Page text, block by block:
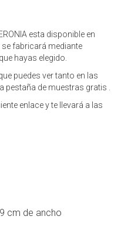
esta disponible en
fabricará mediante
hayas elegido.
puedes ver tanto en las
pestaña de muestras gratis .
enlace y te llevará a las
cm de ancho